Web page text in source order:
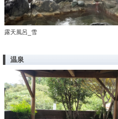
露天風呂_雪
温泉